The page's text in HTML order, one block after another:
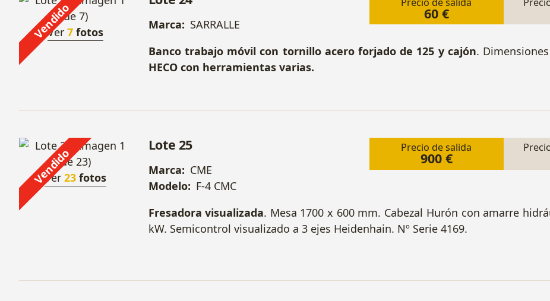
Vendido
Ver7 fotos
60 €
Marca: SARRALLE
Banco trabajo móvil con tornillo acero forjado de 125 y cajón.
HECO con herramientas varias.
Vendido
Ver23 fotos
Precio de salida
900 €
Lote 25
Marca: CME
Modelo: F-4 CMC
Fresadora visualizada. Mesa 1700 x 600 mm. Cabezal Hurón con amarre
kW. Semicontrol visualizado a 3 ejes Heidenhain. Nº Serie 4169.